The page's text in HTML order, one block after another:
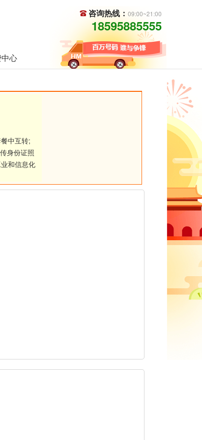
咨询热线： 09:00~21:00
18595885555
心
中互转;
身份证照
和信息化